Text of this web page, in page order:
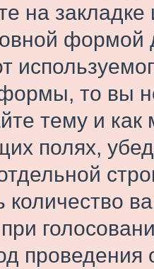
на
формой
то вы
тему и
полях,
количество
при
проведения